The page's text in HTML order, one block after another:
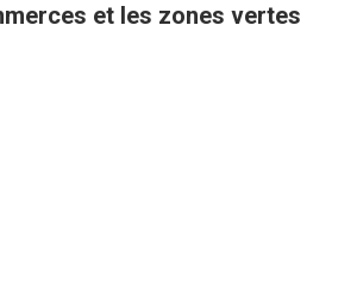
et les zones vertes